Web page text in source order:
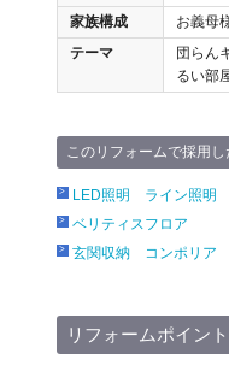
家族構成
お義
テーマ
団らん
るい部
このリフォームで採用
LED照明 ライン照明
ベリティスフロア
玄関収納 コンポリア
リフォームポイント